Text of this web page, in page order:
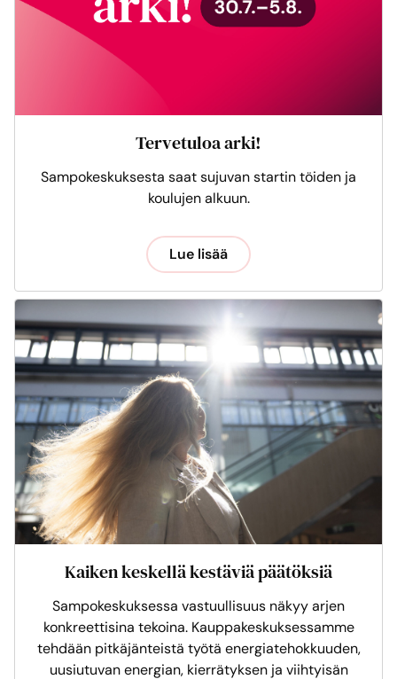
Tervetuloa arki!
Sampokeskuksesta saat sujuvan startin töiden ja
koulujen alkuun.
Lue lisää
Kaiken keskellä kestäviä päätöksiä
Sampokeskuksessa vastuullisuus näkyy arjen
konkreettisina tekoina. Kauppakeskuksessamme
tehdään pitkäjänteistä työtä energiatehokkuuden,
uusiutuvan energian, kierrätyksen ja viihtyisän